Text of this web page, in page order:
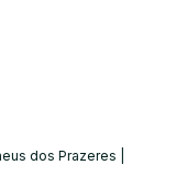
dos Prazeres |